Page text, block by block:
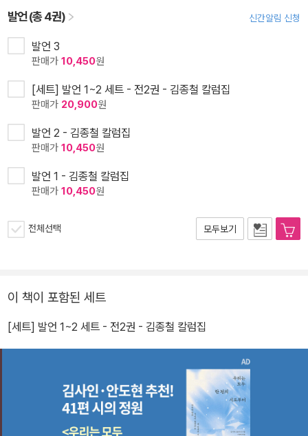
발언 (총 4권) 신간알림 신청
발언 3
판매가 10,450원
[세트] 발언 1~2 세트 - 전2권 - 김종철 칼럼집
판매가 20,900원
발언 2 - 김종철 칼럼집
판매가 10,450원
발언 1 - 김종철 칼럼집
판매가 10,450원
전체선택 모두보기
이 책이 포함된 세트
[세트] 발언 1~2 세트 - 전2권 - 김종철 칼럼집